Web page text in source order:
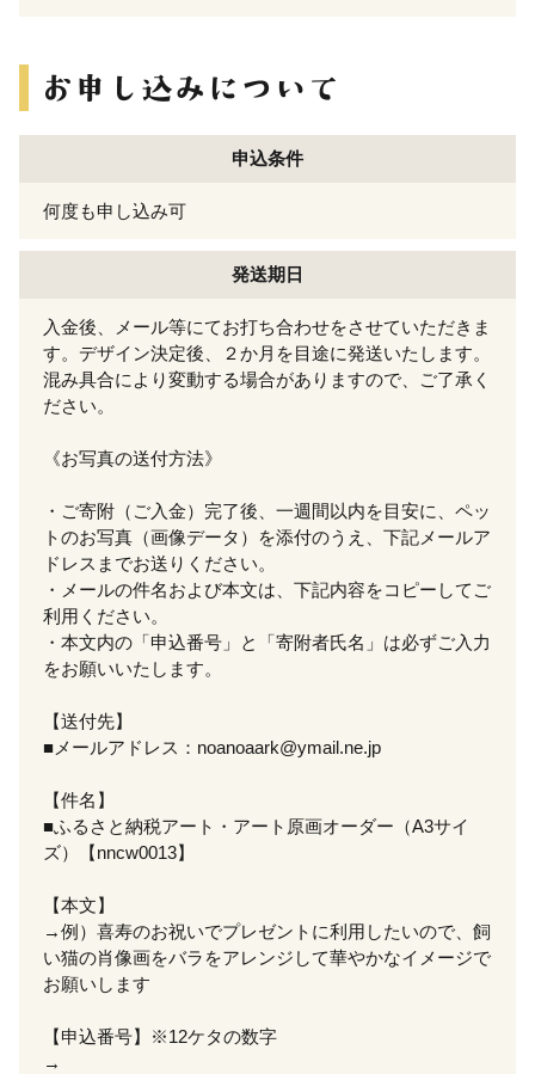
申込条件
何度も申し込み可
発送期日
入金後、メール等にてお打ち合わせをさせていただきま
す。デザイン決定後、２か月を目途に発送いたします。
混み具合により変動する場合がありますので、ご了承く
ださい。
《お写真の送付方法》
・ご寄附（ご入金）完了後、一週間以内を目安に、ペッ
トのお写真（画像データ）を添付のうえ、下記メールア
ドレスまでお送りください。
・メールの件名および本文は、下記内容をコピーしてご
利用ください。
・本文内の「申込番号」と「寄附者氏名」は必ずご入力
をお願いいたします。
【送付先】
■メールアドレス：noanoaark@ymail.ne.jp
【件名】
■ふるさと納税アート・アート原画オーダー（A3サイ
ズ）【nncw0013】
【本文】
→例）喜寿のお祝いでプレゼントに利用したいので、飼
い猫の肖像画をバラをアレンジして華やかなイメージで
お願いします
【申込番号】※12ケタの数字
→